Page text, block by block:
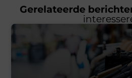
Gerelateerde